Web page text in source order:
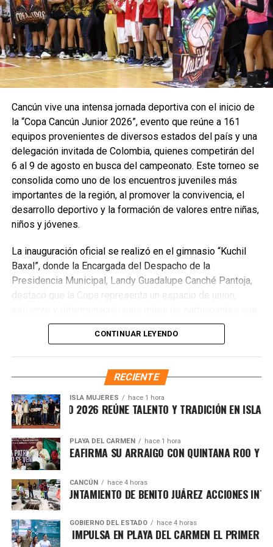
quienes deseen formar parte de esta primera edición.
Fuente: 5to Poder Agencia de Noticias
Recibe las noticias al instante
Únete al canal oficial de WhatsApp de
Quinto Poder
y recibe las noticias más
importantes de Quintana Roo directamente
en tu teléfono.
Unirme al canal de WhatsApp
Cancún vive una intensa jornada deportiva con el inicio de
la “Copa Cancún Junior 2026”, evento que reúne a 161
equipos provenientes de diversos estados del país y una
delegación invitada de Colombia, quienes competirán del
6 al 9 de agosto en busca del campeonato. Este torneo se
consolida como uno de los encuentros juveniles más
importantes de la región, al promover la convivencia, el
desarrollo deportivo y la formación de valores entre niñas,
niños y jóvenes.
La inauguración oficial se realizó en el gimnasio “Kuchil
Baxal”, donde la Encargada del Despacho de la
Presidencia Municipal, Landy Guadalupe Canché Pantoja,
destacó que la Copa representa un espacio de unión,
encuentran en el deporte una oportunidad de crecimiento
personal. Subrayó que la administración municipal impulsa
acciones que fortalecen el bienestar y las oportunidades
para la juventud, reconociendo el papel fundamental de
madres, padres, entrenadores y organizadores en la
formación de mejores ciudadanos.
El director general del Instituto de la Cultura Física y
Deporte, Alejandro Luna López, agradeció la confianza de
CONTINUAR LEYENDO
RECIENTE
ISLA MUJERES hace 1 hora
ISLEÑO 2026 REÚNE TALENTO Y TRADICIÓN EN ISLA
PLAYA DEL CARMEN hace 1 hora
MARÍN REAFIRMA SU ARRAIGO CON QUINTANA ROO Y
CANCÚN hace 4 horas
AYUNTAMIENTO DE BENITO JUÁREZ ACCIONES
GOBIERNO DEL ESTADO hace 4 horas
LEZAMA IMPULSA EN PLAYA DEL CARMEN EL PRIMER